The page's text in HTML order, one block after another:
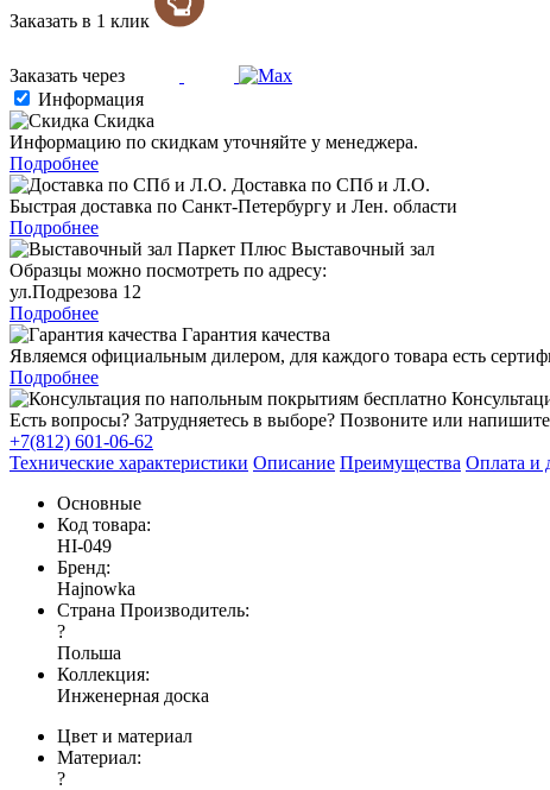
Заказать в 1 клик
Заказать через
Информация
Скидка
Информацию по скидкам уточняйте у менеджера.
Подробнее
Доставка по СПб и Л.О.
Быстрая доставка по Санкт-Петербургу и Лен. области
Подробнее
Выставочный зал
Образцы можно посмотреть по адресу:
ул.Подрезова 12
Подробнее
Гарантия качества
Являемся официальным дилером, для каждого товара есть
Подробнее
Есть вопросы? Затрудняетесь в выборе? Позвоните или
+7(812) 601-06-62
Технические характеристики Описание Преимущества Оплата и
Основные
Код товара:
HI-049
Бренд:
Hajnowka
Страна Производитель:
?
Польша
Коллекция:
Инженерная доска
Цвет и материал
Материал:
?